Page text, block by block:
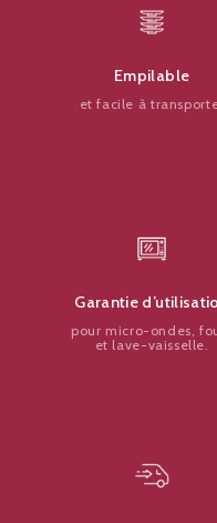
Empilable
et facile à
Garantie
pour micro-ondes,
et lave-vaisselle.